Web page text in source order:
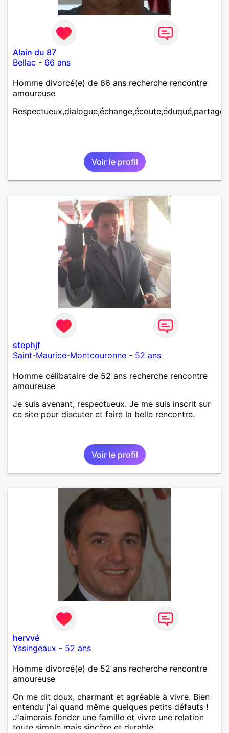
Alain du 87
Bellac - 66 ans
Homme divorcé(e) de 66 ans recherche rencontre
amoureuse
Respectueux,dialogue,échange,écoute,éduqué,partage,
Voir le profil
stephjf
Saint-Maurice-Montcouronne - 52 ans
Homme célibataire de 52 ans recherche rencontre
amoureuse
Je suis avenant, respectueux. Je me suis inscrit sur
ce site pour discuter et faire la belle rencontre.
Voir le profil
hervvé
Yssingeaux - 52 ans
Homme divorcé(e) de 52 ans recherche rencontre
amoureuse
On me dit doux, charmant et agréable à vivre. Bien
entendu j'ai quand même quelques petits défauts !
J'aimerais fonder une famille et vivre une relation
toute simple mais sincère et durable.